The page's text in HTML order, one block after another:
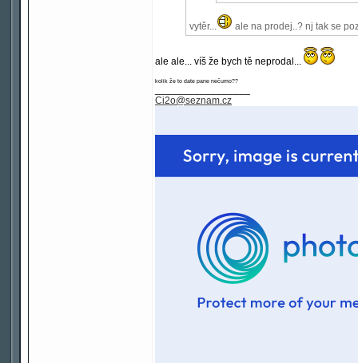
vytěr... ale na prodej..? nj tak se
ale ale... víš že bych tě neprodal...
kolik že to date pane nečumo??
Ci2o@seznam.cz